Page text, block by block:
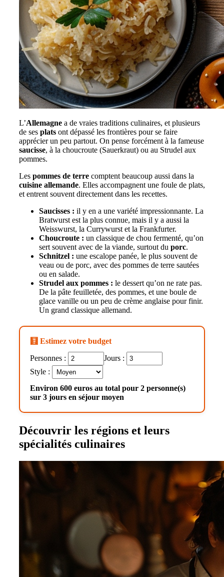
L’Allemagne a de vraies traditions culinaires, et plusieurs
de ses plats ont dépassé les frontières pour se faire
apprécier un peu partout. On pense forcément à la fameuse
saucisse, à la choucroute (Sauerkraut) ou au Strudel aux
pommes.
Les pommes de terre comptent beaucoup aussi dans la
cuisine allemande. Elles accompagnent une foule de plats,
et entrent souvent directement dans les recettes.
Saucisses : il y en a une variété impressionnante. La
Bratwurst est la plus connue, mais il y a aussi la
Weisswurst, la Currywurst et la Frankfurter.
Choucroute : un classique de chou fermenté, qu’on
sert souvent avec de la viande, surtout du porc.
Schnitzel : une escalope panée, le plus souvent de
veau ou de porc, avec des pommes de terre sautées
ou en salade.
Strudel aux pommes : le dessert qu’on ne rate pas.
De la pâte feuilletée, des pommes, et une boule de
glace vanille ou un peu de crème anglaise pour finir.
Un grand classique allemand.
🧮 Estimez votre budget
Personnes :
Jours :
Style :
Environ 600 euros au total pour 2 personne(s)
sur 3 jours en séjour moyen
Découvrir les régions et leurs
spécialités culinaires